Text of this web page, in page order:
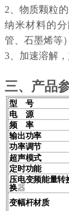
2、物质颗粒
纳米材料的
管、石墨烯等
3、加速溶解
三、产品
型 号
电 源
频 率
输出功率
功率调节
超声模式
定时功能
压电变频能量转
换器
变幅杆材质